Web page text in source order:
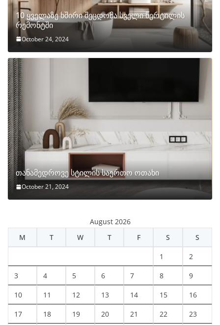
10 ყველაზე ხშირი შეცდომა სველი წერტილის
რემონტში
October 24, 2024
თანამედროვე სტილის საერთო ოთახი
October 21, 2024
August 2026
M
T W T F S S
1 2
3 4 5 6 7 8 9
10 11 12 13 14 15 16
17 18 19 20 21 22 23